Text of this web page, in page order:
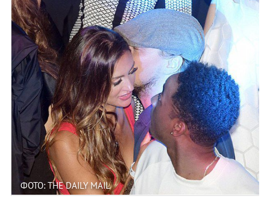
ФОТО: THE DAILY MAIL